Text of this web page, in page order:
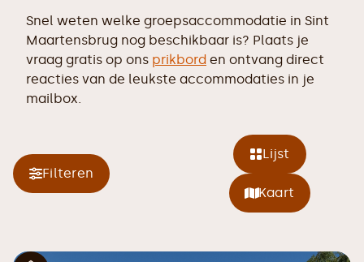
Snel weten welke groepsaccommodatie in Sint
Maartensbrug nog beschikbaar is? Plaats je
vraag gratis op ons prikbord en ontvang direct
reacties van de leukste accommodaties in je
mailbox.
Filteren
Lijst
Kaart